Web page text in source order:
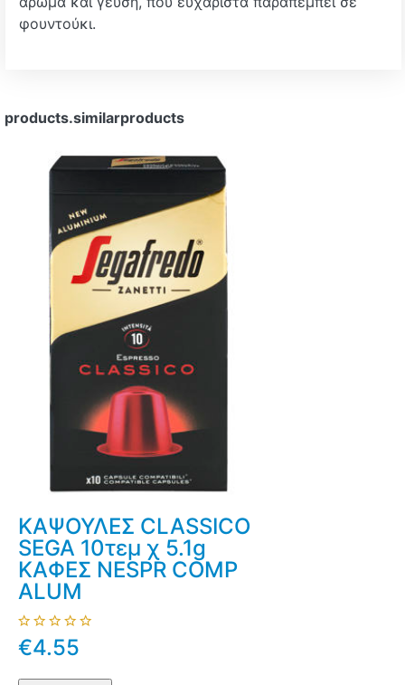
φουντούκι.
products.similarproducts
ΚΑΨΟΥΛΕΣ CLASSICO
SEGA 10τεμ χ 5.1g
ΚΑΦΕΣ NESPR COMP
ALUM
€4.55